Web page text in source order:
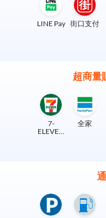
LINE Pay 街口支付
超商量
7-
ELEVEN
全家